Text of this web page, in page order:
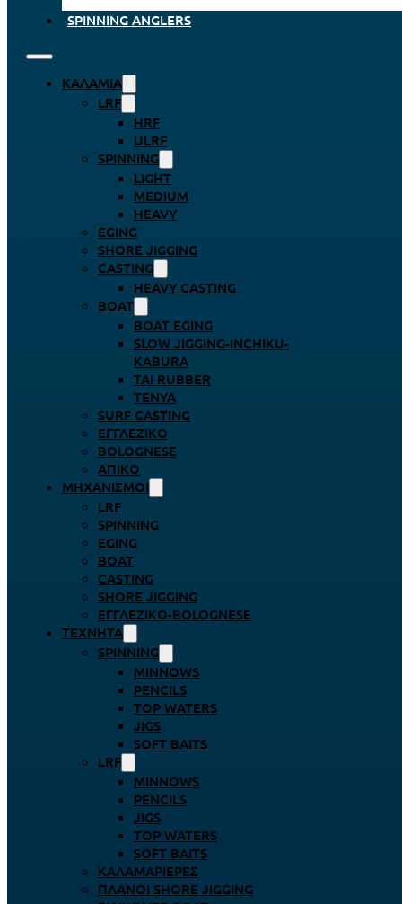
SPINNING ANGLERS
ΚΑΛΆΜΙΑ
LRF
HRF
ULRF
SPINNING
LIGHT
MEDIUM
HEAVY
EGING
SHORE JIGGING
CASTING
HEAVY CASTING
BOAT
BOAT EGING
SLOW JIGGING-INCHIKU-
KABURA
TAI RUBBER
TENYA
SURF CASTING
ΕΓΓΛΈΖΙΚΟ
BOLOGNESE
ΑΠΊΚΟ
ΜΗΧΑΝΙΣΜΟΊ
LRF
SPINNING
EGING
BOAT
CASTING
SHORE JIGGING
ΕΓΓΛΈΖΙΚΟ-BOLOGNESE
ΤΕΧΝΗΤΆ
SPINNING
MINNOWS
PENCILS
TOP WATERS
JIGS
SOFT BAITS
LRF
MINNOWS
PENCILS
JIGS
TOP WATERS
SOFT BAITS
ΚΑΛΑΜΑΡΙΈΡΕΣ
ΠΛΆΝΟΙ SHORE JIGGING